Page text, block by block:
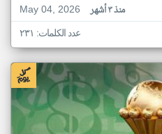
May 04, 2026
منذ ٣ أشهر
عدد الكلمات: ٢٣١